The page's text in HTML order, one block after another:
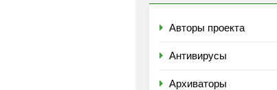
Авторы проекта
Антивирусы
Архиваторы